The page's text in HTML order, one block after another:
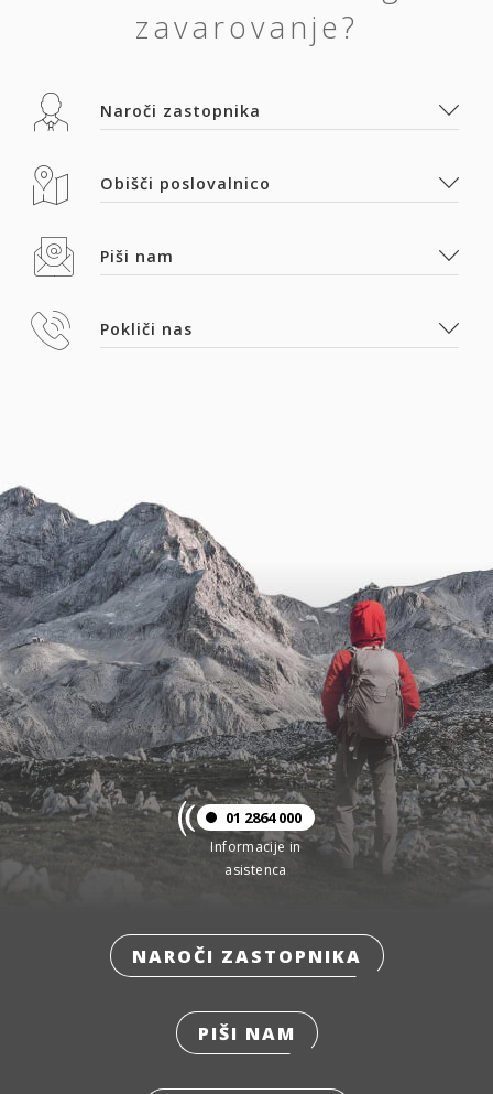
zavarovanje?
Naroči zastopnika
Obišči poslovalnico
Piši nam
Pokliči nas
01 2864 000
Informacije in
asistenca
NAROČI ZASTOPNIKA
PIŠI NAM